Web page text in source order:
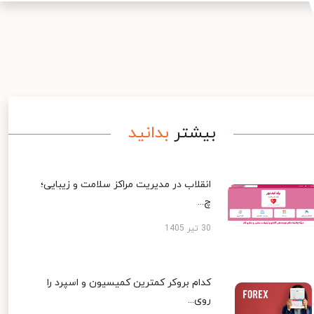
بیشتر بدانید
انقلاب در مدیریت مراکز سلامت و زیبایی؛
چ...
30 تیر 1405
کدام بروکر کمترین کمیسیون و اسپرد را
روی...